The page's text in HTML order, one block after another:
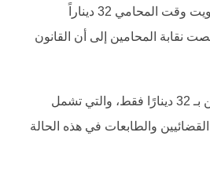
أسعار المحامين في الكويت وقت المحامي 32 ديناراً
المحامين إلى أن القانون
العمل بالساعة للمحامين بـ 32 دينارًا فقط، والتي تشمل
والطابعات في هذه الحالة